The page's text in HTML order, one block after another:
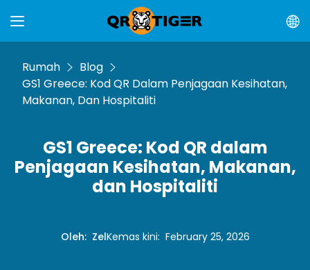
Rumah
Blog
GS1 Greece: Kod QR Dalam Penjagaan Kesihatan,
Makanan, Dan Hospitaliti
GS1 Greece: Kod QR dalam
Penjagaan Kesihatan, Makanan,
dan Hospitaliti
Oleh: ZelKemas kini: February 25, 2026